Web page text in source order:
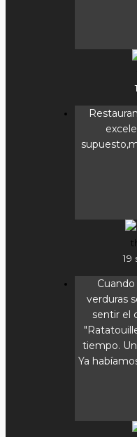
19
verduras
sentir el
tiempo.
Ya